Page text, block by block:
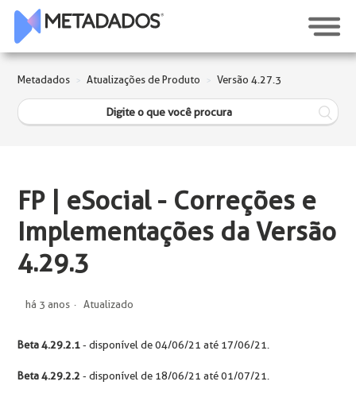
Metadados Atualizações de Produto Versão 4.27.3
FP | eSocial - Correções e
Implementações da Versão
4.29.3
há 3 anos Atualizado
Beta 4.29.2.1 - disponível de 04/06/21 até 17/06/21.
Beta 4.29.2.2 - disponível de 18/06/21 até 01/07/21.